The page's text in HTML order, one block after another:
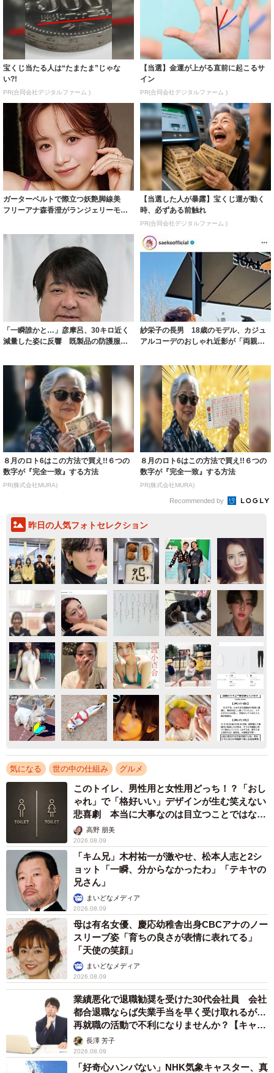
宝くじ当たる人は“たまたま”じゃな
い?!
PR(合同会社デジタルファーム )
【当選】金運が上がる直前に起こるサ
イン
PR(合同会社デジタルファーム )
ガーターベルトで際立つ妖艶脚線美
フリーアナ森香澄がランジェリーモデ
【当選した人が暴露】宝くじ運が動く
時、必ずある前触れ
PR(合同会社デジタルファーム )
「一瞬誰かと…」彦摩呂、30キロ近く
減量した姿に反響 既製品の防護服が
紗栄子の長男 18歳のモデル、カジュ
アルコーデのおしゃれ近影が「両親の
８月のロト6はこの方法で買え!!６つの
数字が『完全一致』する方法
PR(株式会社MURA)
８月のロト6はこの方法で買え!!６つの
数字が『完全一致』する方法
PR(株式会社MURA)
Recommended by
昨日の人気フォトセレクション
気になる 世の中の仕組み グルメ
このトイレ、男性用と女性用どっち！？「おし
ゃれ」で「格好いい」デザインが生む笑えない
悲喜劇 本当に大事なのは目立つことではな
く…高野 朋美
2026.08.09
「キム兄」木村祐一が激やせ、松本人志と2シ
ョット「一瞬、分からなかったわ」「テキヤの
兄さん」
まいどなメディア
2026.08.09
母は有名女優、慶応幼稚舎出身CBCアナのノー
スリーブ姿「育ちの良さが表情に表れてる」
「天使の笑顔」
まいどなメディア
2026.08.09
業績悪化で退職勧奨を受けた30代会社員 会社
都合退職ならば失業手当を早く受け取れるが…
再就職の活動で不利になりませんか？【キャリ
アカウンセラーが解説】
長澤 芳子
2026.08.09
「好奇心ハンパない」NHK気象キャスター、真